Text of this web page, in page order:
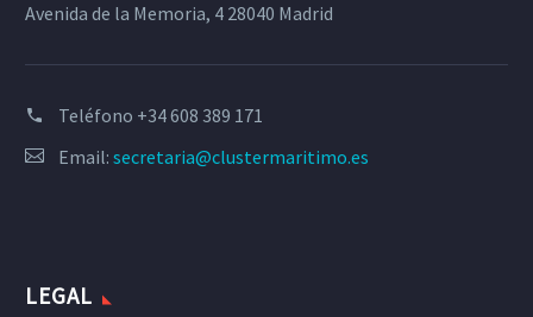
Avenida de la Memoria, 4 28040 Madrid
Teléfono +34 608 389 171
Email: secretaria@clustermaritimo.es
LEGAL